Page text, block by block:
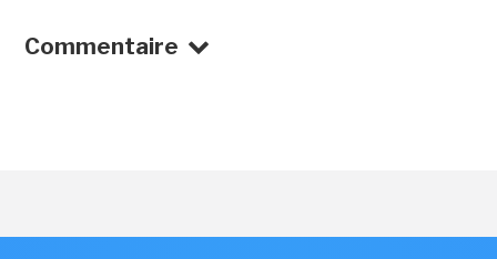
Commentaire